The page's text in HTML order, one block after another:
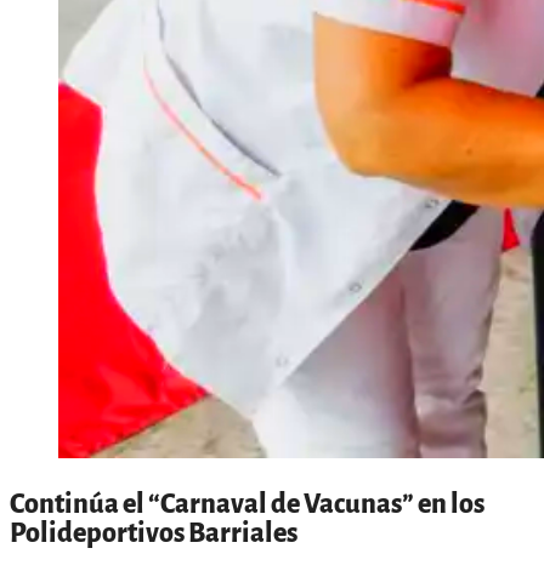
Continúa el “Carnaval de Vacunas” en los
Polideportivos Barriales